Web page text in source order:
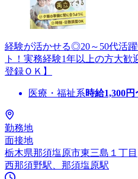
経験が活かせる◎20～50代活
ト！実務経験1年以上の方大
登録ＯＫ】
医療・福祉系時給1,300円
勤務地
面接地
栃木県那須塩原市東三島１丁目
西那須野駅、那須塩原駅